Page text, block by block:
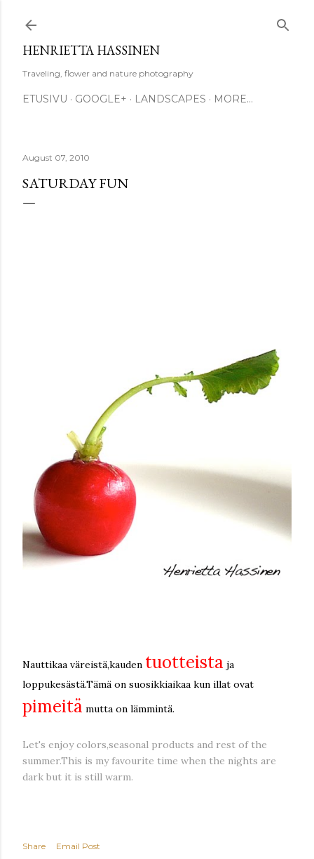
HENRIETTA HASSINEN
Traveling, flower and nature photography
ETUSIVU GOOGLE+ LANDSCAPES MORE…
August 07, 2010
SATURDAY FUN
Nauttikaa väreistä,kauden tuotteista ja
loppukesästä.Tämä on suosikkiaikaa kun illat ovat
pimeitä mutta on lämmintä.
Let's enjoy colors,seasonal products and rest of the
summer.This is my favourite time when the nights are
dark but it is still warm.
Share
Email Post